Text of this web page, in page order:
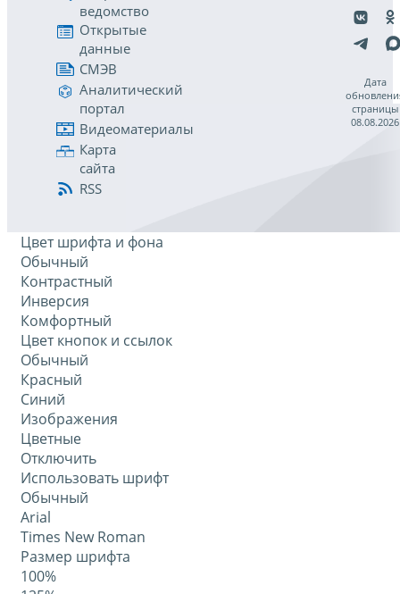
ведомство
Открытые
данные
СМЭВ
Аналитический
портал
Видеоматериалы
Карта
сайта
RSS
Дата
страницы
08.08.2026
Цвет шрифта и фона
Обычный
Контрастный
Инверсия
Комфортный
Цвет кнопок и ссылок
Обычный
Красный
Синий
Изображения
Цветные
Отключить
Использовать шрифт
Обычный
Arial
Times New Roman
Размер шрифта
100%